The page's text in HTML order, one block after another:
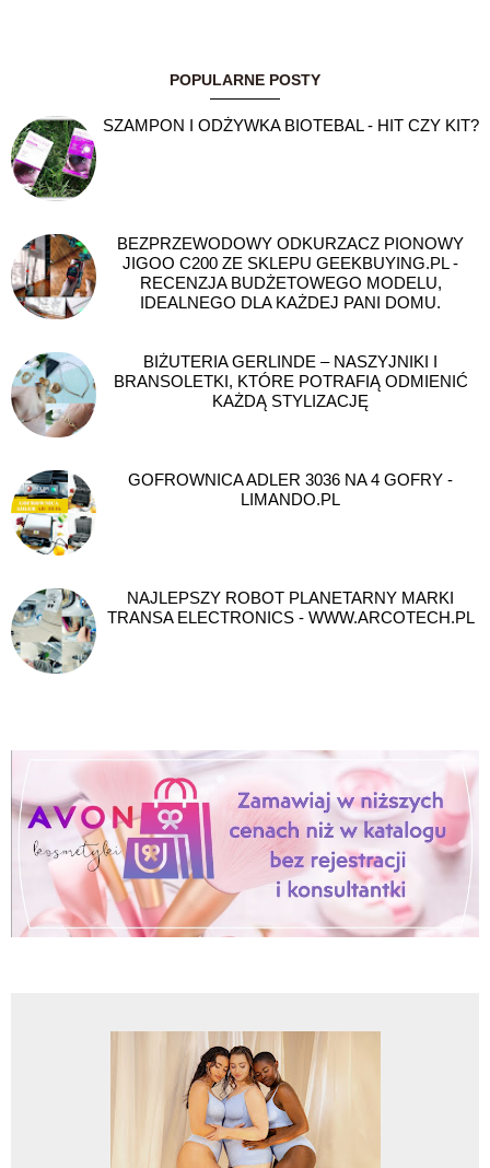
POPULARNE POSTY
SZAMPON I ODŻYWKA BIOTEBAL - HIT CZY KIT?
BEZPRZEWODOWY ODKURZACZ PIONOWY
JIGOO C200 ZE SKLEPU GEEKBUYING.PL -
RECENZJA BUDŻETOWEGO MODELU,
IDEALNEGO DLA KAŻDEJ PANI DOMU.
BIŻUTERIA GERLINDE – NASZYJNIKI I
BRANSOLETKI, KTÓRE POTRAFIĄ ODMIENIĆ
KAŻDĄ STYLIZACJĘ
GOFROWNICA ADLER 3036 NA 4 GOFRY -
LIMANDO.PL
NAJLEPSZY ROBOT PLANETARNY MARKI
TRANSA ELECTRONICS - WWW.ARCOTECH.PL